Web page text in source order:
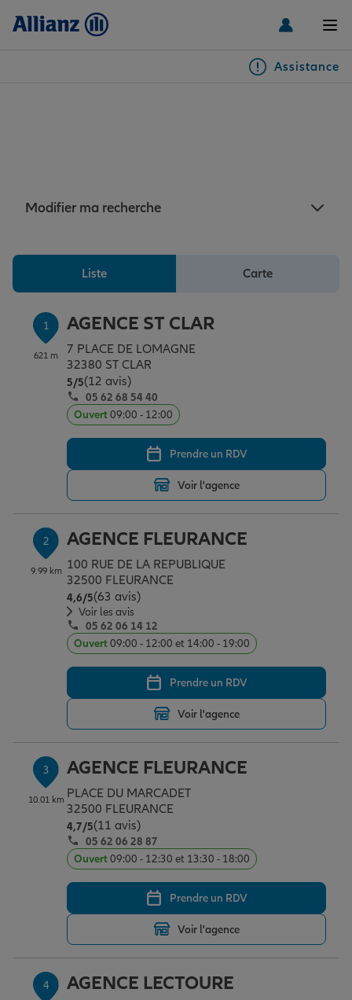
Assistance
Assurance emprunteur
Prévoyance et dépendance
Assurance animal de compagnie
Protection de la famille
Protection juridique
Épargne & retraite
Plan épargne retraite
Assurance vie
Placements financiers
Investissements immobiliers
Transmission
Vos projets
Partir en vacances
Déménager
Changer de voiture
Départ à la retraite
Préparer l’avenir
Conseil assurance
Outre-mer
Assurance auto
Assurance habitation
Le Pack Famille
Garantie des accidents de la vie
Assurance scolaire
Protection juridique
Tous nos devis d'assurance
Professionnels
Allianz en France
Modifier ma recherche
Liste Carte
1
621 m
AGENCE ST CLAR
7 PLACE DE LOMAGNE
32380 ST CLAR
5/5Note de 5 sur 5
(12 avis)
05 62 68 54 40
Ouvert09:00 - 12:00
Prendre un RDV
Voir l'agence
2
9.99 km
AGENCE FLEURANCE
100 RUE DE LA REPUBLIQUE
32500 FLEURANCE
4,6/5Note de 4.6 sur 5
(63 avis)
Voir les avis
05 62 06 14 12
Ouvert09:00 - 12:00 et 14:00 - 19:00
Prendre un RDV
Voir l'agence
3
10.01 km
AGENCE FLEURANCE
PLACE DU MARCADET
32500 FLEURANCE
4,7/5Note de 4.7 sur 5
(11 avis)
05 62 06 28 87
Ouvert09:00 - 12:30 et 13:30 - 18:00
Prendre un RDV
Voir l'agence
4 AGENCE LECTOURE